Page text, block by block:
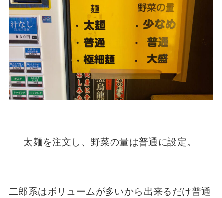
太麺を注文し、野菜の量は普通に設定。
二郎系はボリュームが多いから出来るだけ普通